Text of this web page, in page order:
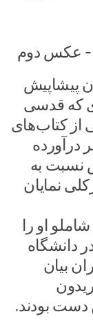
پیشاپیش
که قدسی
کتاب‌های
درآورده
نسبت به
نمایان
او را
دانشگاه
بیان
دست بودند.